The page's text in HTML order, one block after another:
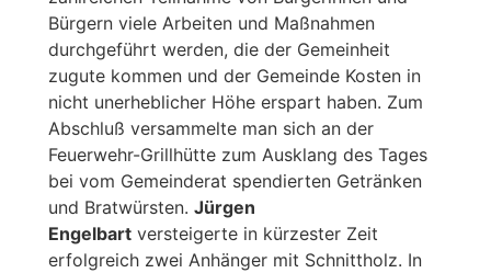
Bürgern viele Arbeiten und Maßnahmen
durchgeführt werden, die der Gemeinheit
zugute kommen und der Gemeinde Kosten in
nicht unerheblicher Höhe erspart haben. Zum
Abschluß versammelte man sich an der
Feuerwehr-Grillhütte zum Ausklang des Tages
bei vom Gemeinderat spendierten Getränken
und Bratwürsten.Jürgen
Engelbart versteigerte in kürzester Zeit
erfolgreich zwei Anhänger mit Schnittholz. In